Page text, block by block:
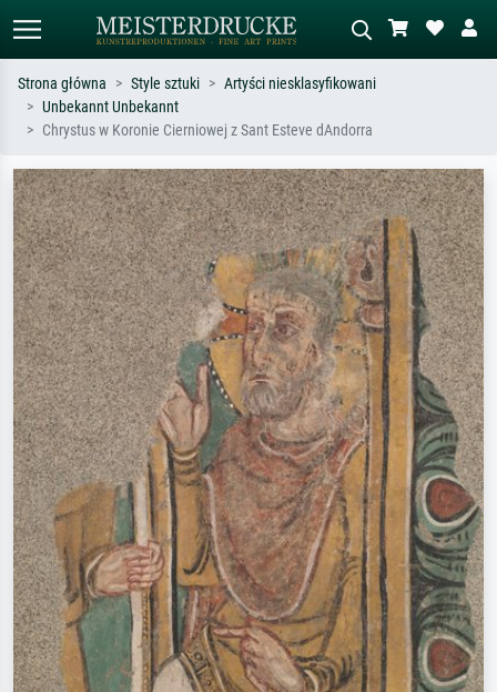
Wyszukiwanie standardowe Wyszukiwanie obrazów AI
Monet, Gwiaździsta noc,
impresjonizm, fala Hokusaia, akt.
abstrakcja z czerwienią, ciemny olej,
stojący akt obok drzewa.
Strona główna Style sztuki
Artyści niesklasyfikowani
Unbekannt Unbekannt
Chrystus w Koronie Cierniowej z Sant Esteve dAndorra